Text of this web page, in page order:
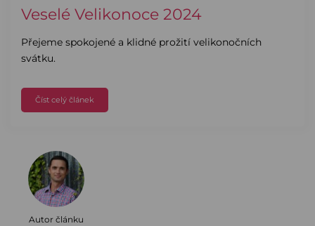
Veselé Velikonoce 2024
Přejeme spokojené a klidné prožití velikonočních
svátku.
Číst celý článek
Autor článku